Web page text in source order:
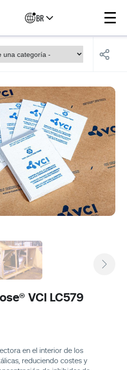
BR ☰
VCI LC579
en el interior de los
reduciendo costes y